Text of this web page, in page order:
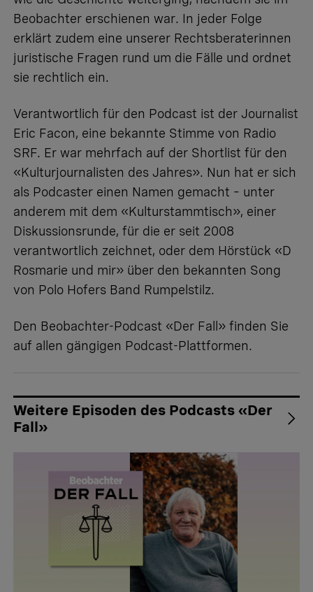
Beobachter erschienen war. In jeder Folge
erklärt zudem eine unserer Rechtsberaterinnen
juristische Fragen rund um die Fälle und ordnet
sie rechtlich ein.
Verantwortlich für den Podcast ist der Journalist
Eric Facon, eine bekannte Stimme von Radio
SRF. Er war mehrfach auf der Shortlist für den
«Kulturjournalisten des Jahres». Nun hat er sich
als Podcaster einen Namen gemacht – unter
anderem mit dem «Kulturstammtisch», einer
Diskussionsrunde, für die er seit 2008
verantwortlich zeichnet, oder dem Hörstück «D
Rosmarie und mir» über den bekannten Song
von Polo Hofers Band Rumpelstilz.
Den Beobachter-Podcast «Der Fall» finden Sie
auf allen gängigen Podcast-Plattformen.
Weitere Episoden des Podcasts «Der
Fall»